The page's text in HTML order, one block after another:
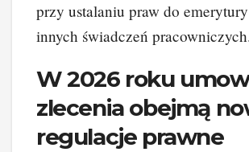
przy ustalaniu praw do
innych świadczeń
W 2026 roku
zlecenia obejmą
regulacje prawne